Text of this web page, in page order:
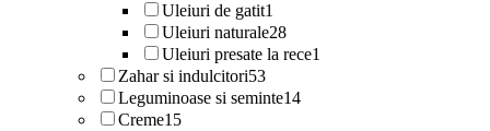
Uleiuri de gatit1
Uleiuri naturale28
Uleiuri presate la rece1
Zahar si indulcitori53
Leguminoase si seminte14
Creme15